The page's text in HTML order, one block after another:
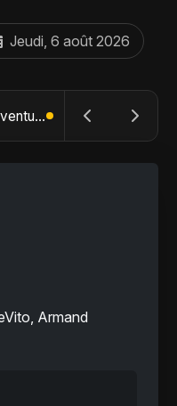
Jeudi, 6 août 2026
The Batman : Part II – Robert Pattinson replonge dans les ténèbres de Gotham dès octobre 2027
Armand